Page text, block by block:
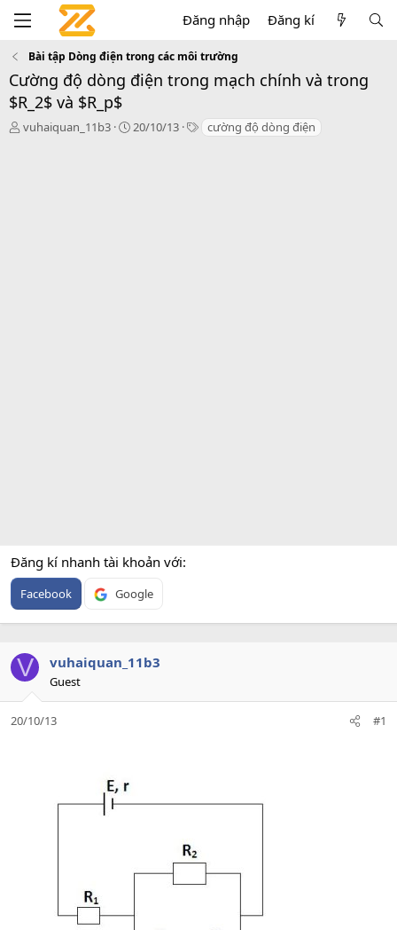
Đăng nhập Đăng kí
Bài tập Dòng điện trong các môi trường
Cường độ dòng điện trong mạch chính và trong
$R_2$ và $R_p$
T
vuhaiquan_11b3
N
20/10/13
Tcường độ dòng điện
Đăng kí nhanh tài khoản với
Facebook Google
V vuhaiquan_11b3
Guest
20/10/13 #1